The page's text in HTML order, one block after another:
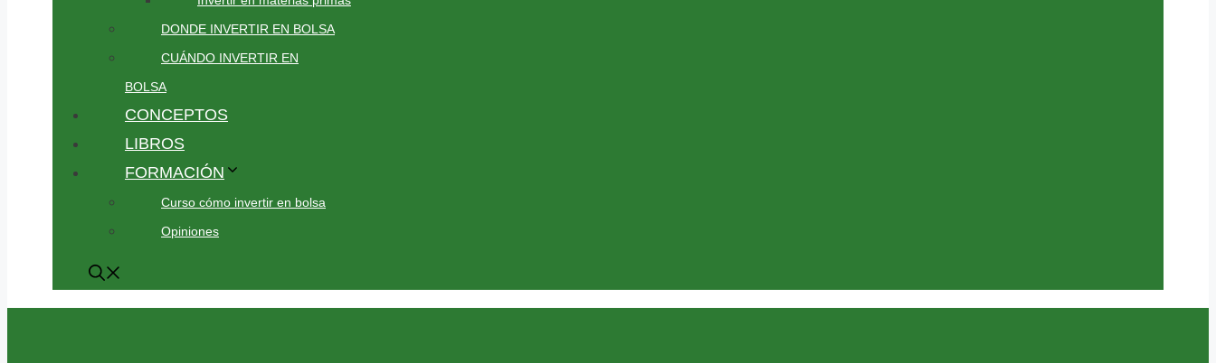
DONDE INVERTIR EN BOLSA
CUÁNDO INVERTIR EN
BOLSA
CONCEPTOS
LIBROS
FORMACIÓN
Curso cómo invertir en bolsa
Opiniones